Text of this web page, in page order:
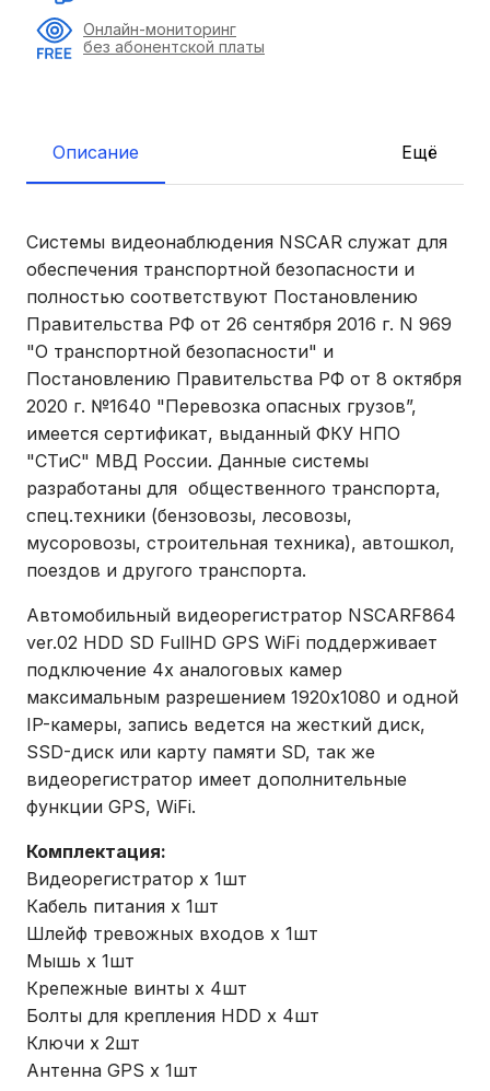
Описание Ещё
Системы видеонаблюдения NSCAR служат для
обеспечения транспортной безопасности и
полностью соответствуют Постановлению
Правительства РФ от 26 сентября 2016 г. N 969
"О транспортной безопасности" и
Постановлению Правительства РФ от 8 октября
2020 г. №1640 "Перевозка опасных грузов”,
имеется сертификат, выданный ФКУ НПО
"СТиС" МВД России. Данные системы
разработаны для общественного транспорта,
спец.техники (бензовозы, лесовозы,
мусоровозы, строительная техника), автошкол,
поездов и другого транспорта.
Автомобильный видеорегистратор NSCARF864
ver.02 HDD SD FullHD GPS WiFi поддерживает
подключение 4х аналоговых камер
максимальным разрешением 1920х1080 и одной
IP-камеры, запись ведется на жесткий диск,
SSD-диск или карту памяти SD, так же
видеорегистратор имеет дополнительные
функции GPS, WiFi.
Комплектация:
Видеорегистратор х 1шт
Кабель питания х 1шт
Шлейф тревожных входов х 1шт
Мышь х 1шт
Крепежные винты х 4шт
Болты для крепления HDD х 4шт
Ключи х 2шт
Антенна GPS х 1шт
Онлайн-мониторинг
без абонентской платы